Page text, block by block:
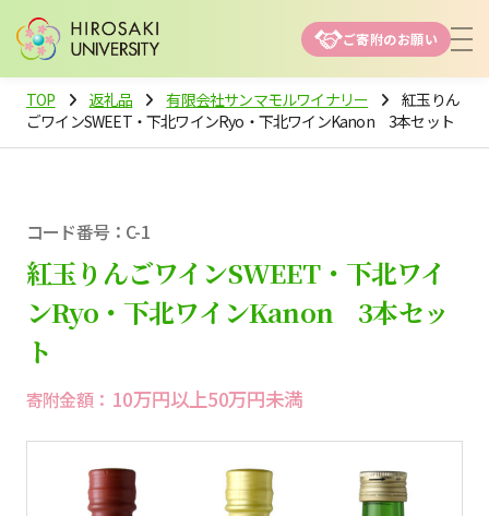
ご寄附のお願い
TOP 返礼品 有限会社サンマモルワイナリー
紅玉りん
ごワインSWEET・下北ワインRyo・下北ワインKanon 3本セット
コード番号：C-1
紅玉りんごワインSWEET・下北ワイ
ンRyo・下北ワインKanon 3本セッ
ト
寄附金額： 10万円以上50万円未満